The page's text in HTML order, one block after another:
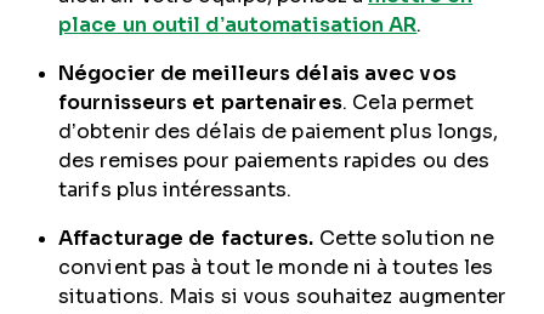
place un outil d’automatisation AR.
Négocier de meilleurs délais avec vos
fournisseurs et partenaires. Cela permet
d’obtenir des délais de paiement plus longs,
des remises pour paiements rapides ou des
tarifs plus intéressants.
Affacturage de factures. Cette solution ne
convient pas à tout le monde ni à toutes les
situations. Mais si vous souhaitez augmenter